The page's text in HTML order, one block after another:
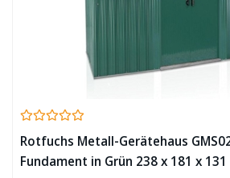
Rotfuchs Metall-Gerätehaus
Fundament in Grün 238 x 181 x